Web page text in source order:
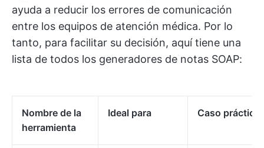
ayuda a reducir los errores de comunicación
entre los equipos de atención médica. Por lo
tanto, para facilitar su decisión, aquí tiene una
lista de todos los generadores de notas SOAP:
Nombre de la
herramienta
Ideal para Caso práctico